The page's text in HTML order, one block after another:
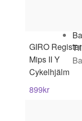
GIRO Register
Mips II Y
Cykelhjälm
899kr